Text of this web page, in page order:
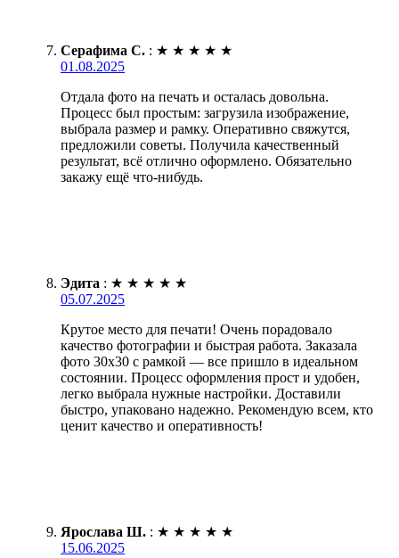
Серафима С. : ★ ★ ★ ★ ★
01.08.2025
Отдала фото на печать и осталась довольна.
Процесс был простым: загрузила изображение,
выбрала размер и рамку. Оперативно свяжутся,
предложили советы. Получила качественный
результат, всё отлично оформлено. Обязательно
закажу ещё что-нибудь.
Эдита : ★ ★ ★ ★ ★
05.07.2025
Крутое место для печати! Очень порадовало
качество фотографии и быстрая работа. Заказала
фото 30х30 с рамкой — все пришло в идеальном
состоянии. Процесс оформления прост и удобен,
легко выбрала нужные настройки. Доставили
быстро, упаковано надежно. Рекомендую всем, кто
ценит качество и оперативность!
Ярослава Ш. : ★ ★ ★ ★ ★
15.06.2025